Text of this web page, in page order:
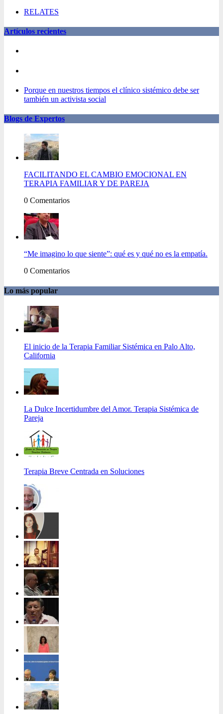
RELATES
Artículos recientes
Porque en nuestros tiempos el clínico sistémico debe ser
también un activista social
Blogs de Expertos
FACILITANDO EL CAMBIO EMOCIONAL EN
TERAPIA FAMILIAR Y DE PAREJA
0 Comentarios
“Me imagino lo que siente”: qué es y qué no es la empatía.
0 Comentarios
Lo más popular
El inicio de la Terapia Familiar Sistémica en Palo Alto,
California
La Dulce Incertidumbre del Amor. Terapia Sistémica de
Pareja
Terapia Breve Centrada en Soluciones